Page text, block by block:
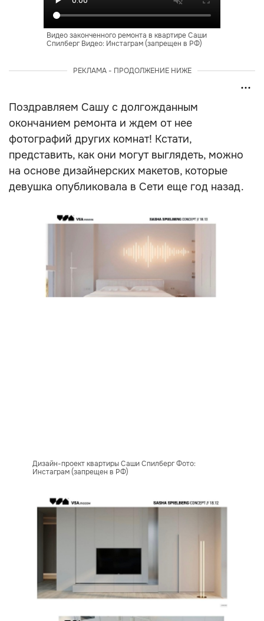
Видео законченного ремонта в квартире Саши
Спилберг Видео: Инстаграм (запрещен в РФ)
РЕКЛАМА - ПРОДОЛЖЕНИЕ НИЖЕ
Поздравляем Сашу с долгожданным
окончанием ремонта и ждем от нее
фотографий других комнат! Кстати,
представить, как они могут выглядеть, можно
на основе дизайнерских макетов, которые
девушка опубликовала в Сети еще год назад.
Дизайн-проект квартиры Саши Спилберг Фото:
Инстаграм (запрещен в РФ)